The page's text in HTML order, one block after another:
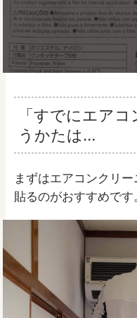
「すでにエア
うかたは…
まずはエアコンクリ
貼るのがおすすめです